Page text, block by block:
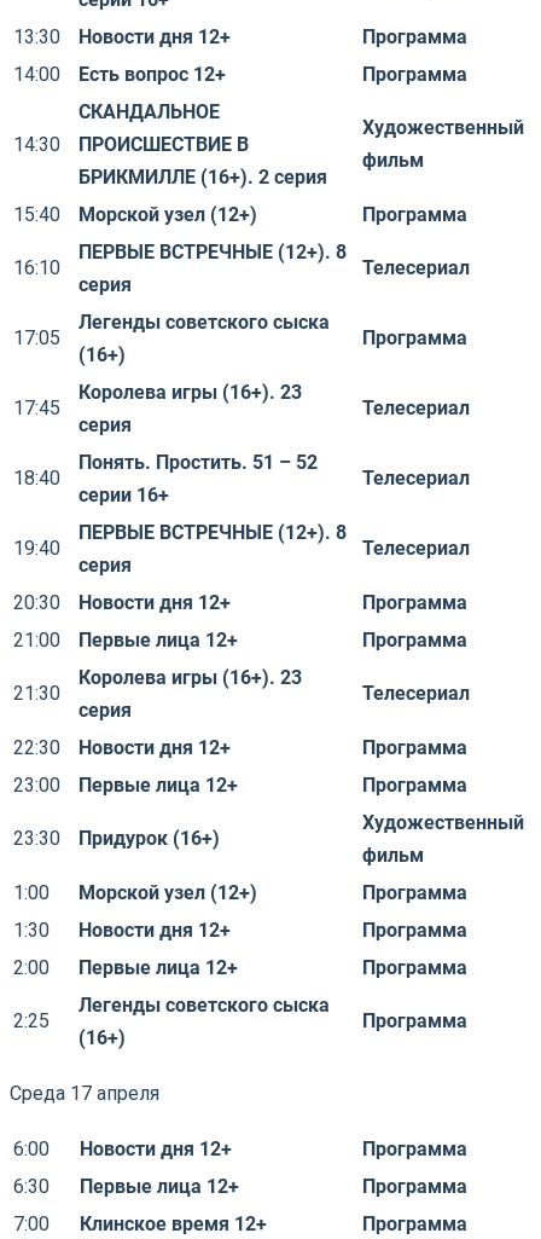
13:30 Новости дня 12+
Программа
14:00
Есть вопрос 12+ Программа
14:30
СКАНДАЛЬНОЕ
ПРОИСШЕСТВИЕ В
БРИКМИЛЛЕ (16+). 2 серия
Художественный
фильм
15:40 Морской узел (12+) Программа
16:10
ПЕРВЫЕ ВСТРЕЧНЫЕ (12+). 8
серия
Телесериал
17:05
Легенды советского сыска
(16+)
Программа
17:45
Королева игры (16+). 23
серия
Телесериал
18:40
Понять. Простить. 51 – 52
серии 16+
Телесериал
19:40
ПЕРВЫЕ ВСТРЕЧНЫЕ (12+). 8
серия
Телесериал
20:30 Новости дня 12+
Программа
21:00
Первые лица 12+ Программа
21:30
Королева игры (16+). 23
серия
Телесериал
22:30 Новости дня 12+
Программа
23:00
Первые лица 12+ Программа
23:30 Придурок (16+)
Художественный
фильм
1:00
Морской узел (12+)
Программа
1:30
Новости дня 12+
Программа
2:00
Первые лица 12+ Программа
2:25
Легенды советского сыска
(16+)
Программа
Среда 17 апреля
6:00 Новости дня 12+
Программа
6:30
Первые лица 12+
Программа
7:00
Клинское время 12+ Программа